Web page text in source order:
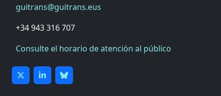
guitrans@guitrans.eus
+34 943 316 707
Consulte el horario de atención al público